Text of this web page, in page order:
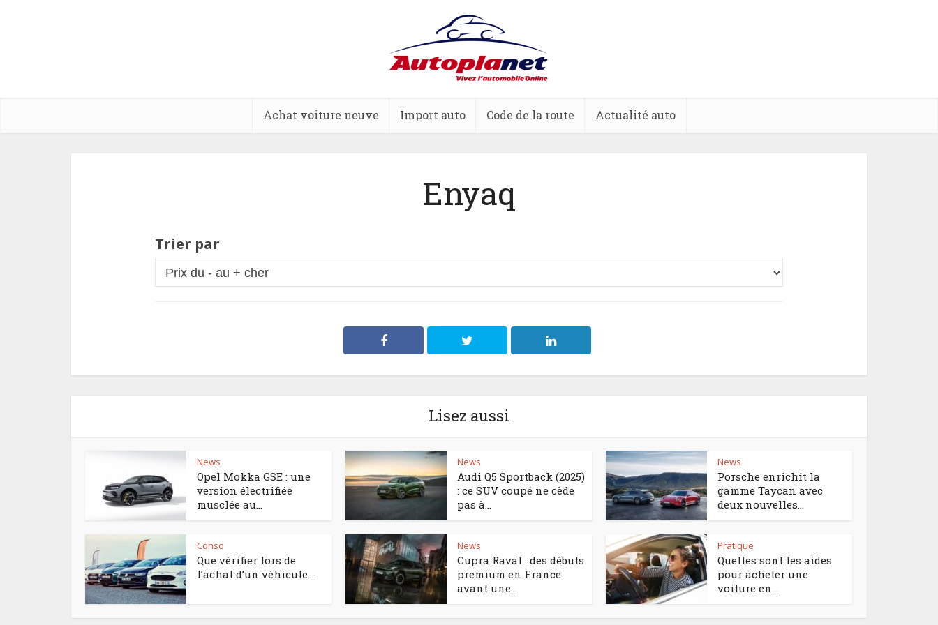
Achat voiture neuve Import auto Code de la route Actualité auto
Enyaq
Trier par
Lisez aussi
News
Opel Mokka GSE : une
version électrifiée
musclée au...
News
Audi Q5 Sportback (2025)
: ce SUV coupé ne cède
pas à...
News
Porsche enrichit la
gamme Taycan avec
deux nouvelles...
Conso
Que vérifier lors de
l’achat d’un véhicule...
News
Cupra Raval : des débuts
premium en France
avant une...
Pratique
Quelles sont les aides
pour acheter une
voiture en...